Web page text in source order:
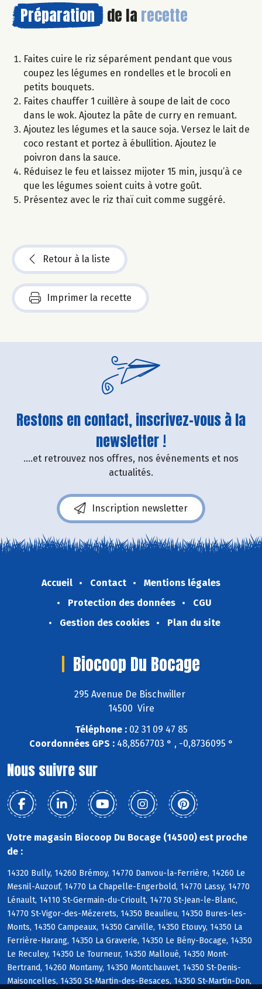
Préparation de la recette
Faites cuire le riz séparément pendant que vous
coupez les légumes en rondelles et le brocoli en
petits bouquets.
Faites chauffer 1 cuillère à soupe de lait de coco
dans le wok. Ajoutez la pâte de curry en remuant.
Ajoutez les légumes et la sauce soja. Versez le lait de
coco restant et portez à ébullition. Ajoutez le
poivron dans la sauce.
Réduisez le feu et laissez mijoter 15 min, jusqu’à ce
que les légumes soient cuits à votre goût.
Présentez avec le riz thaï cuit comme suggéré.
Retour à la liste
Imprimer la recette
Restons en contact, inscrivez-vous à la
newsletter !
....et retrouvez nos offres, nos événements et nos
actualités.
Inscription newsletter
Accueil Contact
Mentions légales
Protection des données
CGU
Gestion des cookies
Plan du site
Biocoop Du Bocage
295 Avenue De Bischwiller
14500 Vire
Téléphone :02 31 09 47 85
Coordonnées GPS :48,8567703 ° , -0,8736095 °
Nous suivre sur
Votre magasin Biocoop Du Bocage (14500) est proche
de :
14320 Bully, 14260 Brémoy, 14770 Danvou-la-Ferrière, 14260 Le
Mesnil-Auzouf, 14770 La Chapelle-Engerbold, 14770 Lassy, 14770
Lénault, 14110 St-Germain-du-Crioult, 14770 St-Jean-le-Blanc,
14770 St-Vigor-des-Mézerets, 14350 Beaulieu, 14350 Bures-les-
Monts, 14350 Campeaux, 14350 Carville, 14350 Etouvy, 14350 La
Ferrière-Harang, 14350 La Graverie, 14350 Le Bény-Bocage, 14350
Le Reculey, 14350 Le Tourneur, 14350 Malloué, 14350 Mont-
Bertrand, 14260 Montamy, 14350 Montchauvet, 14350 St-Denis-
Maisoncelles, 14350 St-Martin-des-Besaces, 14350 St-Martin-Don,